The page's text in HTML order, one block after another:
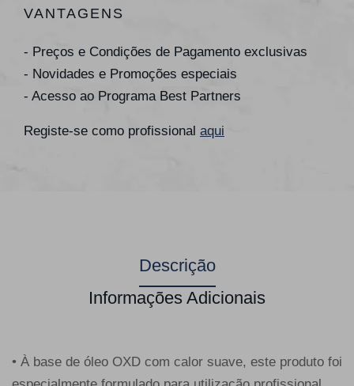
VANTAGENS
- Preços e Condições de Pagamento exclusivas
- Novidades e Promoções especiais
- Acesso ao Programa Best Partners
Registe-se como profissional aqui
Descrição
Informações Adicionais
• À base de óleo OXD com calor suave, este produto foi